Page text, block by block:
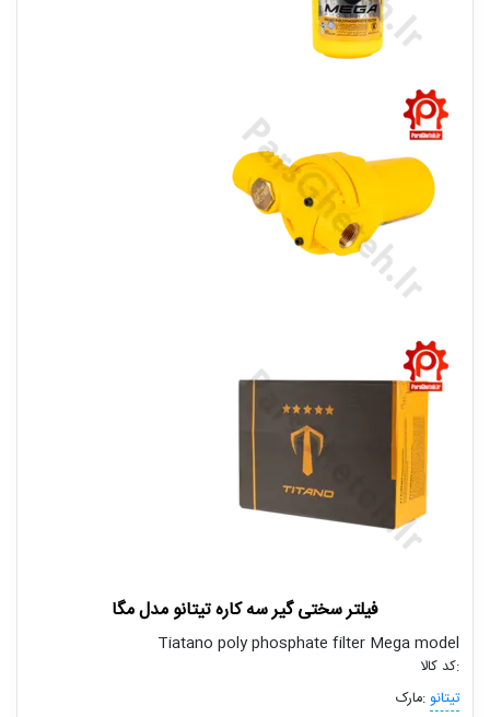
فیلتر سختی گیر سه کاره تیتانو مدل مگا
Tiatano poly phosphate filter Mega model
کد کالا:
مارک:تیتانو